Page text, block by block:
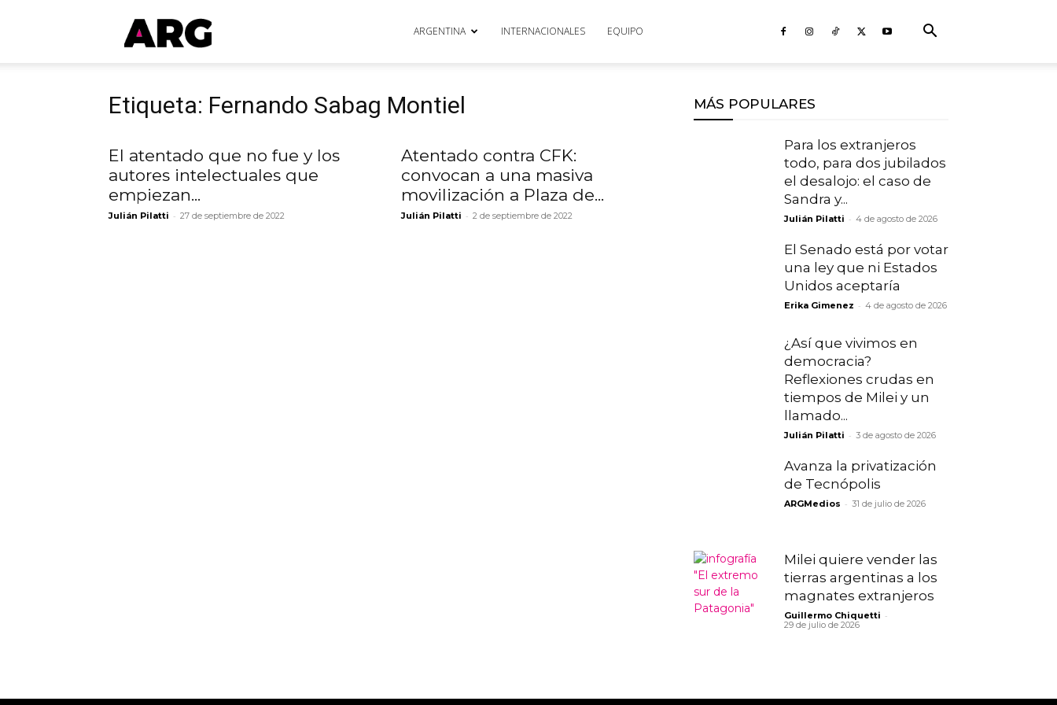
ARGmedios ARGENTINA INTERNACIONALES EQUIPO
Etiqueta: Fernando Sabag Montiel
El atentado que no fue y los
autores intelectuales que
empiezan...
Julián Pilatti - 27 de septiembre de 2022
Atentado contra CFK:
convocan a una masiva
movilización a Plaza de...
Julián Pilatti - 2 de septiembre de 2022
MÁS POPULARES
Para los extranjeros
todo, para dos jubilados
el desalojo: el caso de
Sandra y...
Julián Pilatti - 4 de agosto de 2026
El Senado está por votar
una ley que ni Estados
Unidos aceptaría
Erika Gimenez - 4 de agosto de 2026
¿Así que vivimos en
democracia?
Reflexiones crudas en
tiempos de Milei y un
llamado...
Julián Pilatti - 3 de agosto de 2026
Avanza la privatización
de Tecnópolis
ARGMedios - 31 de julio de 2026
Milei quiere vender las
tierras argentinas a los
magnates extranjeros
Guillermo Chiquetti -
29 de julio de 2026